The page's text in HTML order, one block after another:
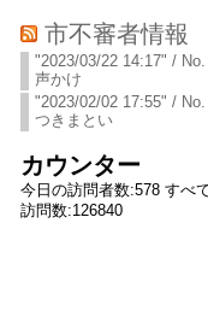
市不審者情報
"2023/03/22 14:17" /
声かけ
"2023/02/02 17:55" /
つきまとい
カウンター
今日の訪問者数:578すべ
訪問数:126840